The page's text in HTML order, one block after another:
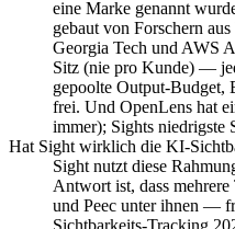
eine Marke genannt
gebaut von Forschern
Georgia Tech und AWS
Sitz (nie pro Kunde) —
gepoolte Output-Budget,
frei. Und OpenLens hat
immer); Sights niedrigste
Hat Sight wirklich die KI-
Sight nutzt diese
Antwort ist, dass
und Peec unter ihnen —
Sichtbarkeits-Tracking